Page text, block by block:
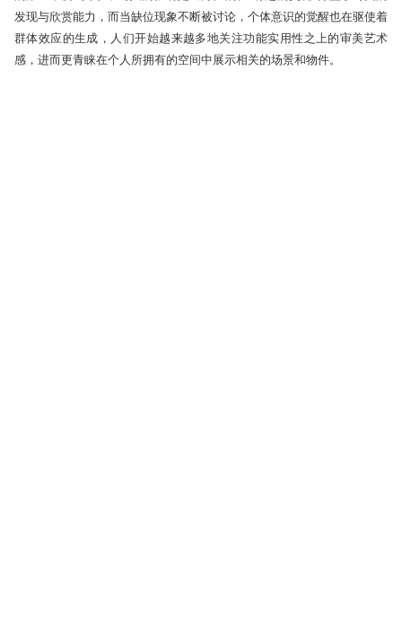
发现与欣赏能力，而当缺位现象不断被讨论，个体意识的觉醒也在驱使着
群体效应的生成，人们开始越来越多地关注功能实用性之上的审美艺术
感，进而更青睐在个人所拥有的空间中展示相关的场景和物件。